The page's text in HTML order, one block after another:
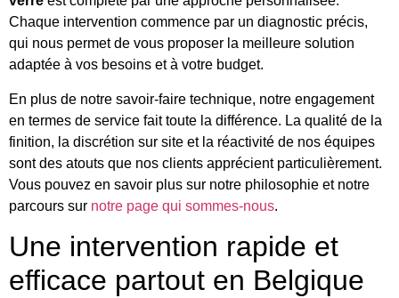
Chaque intervention commence par un diagnostic précis,
qui nous permet de vous proposer la meilleure solution
adaptée à vos besoins et à votre budget.
En plus de notre savoir-faire technique, notre engagement
en termes de service fait toute la différence. La qualité de la
finition, la discrétion sur site et la réactivité de nos équipes
sont des atouts que nos clients apprécient particulièrement.
Vous pouvez en savoir plus sur notre philosophie et notre
parcours sur notre page qui sommes-nous.
Une intervention rapide et
efficace partout en Belgique